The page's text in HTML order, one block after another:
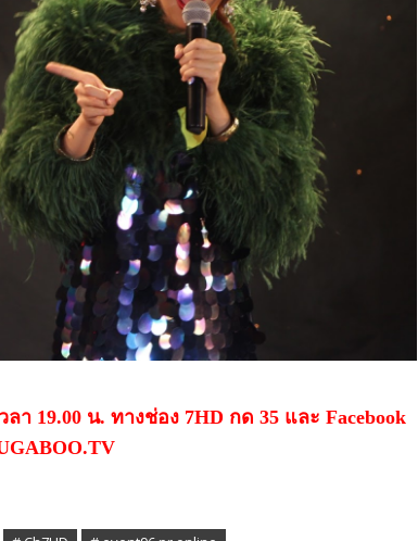
ลา 19.00 น. ทางช่อง 7HD กด 35 และ Facebook